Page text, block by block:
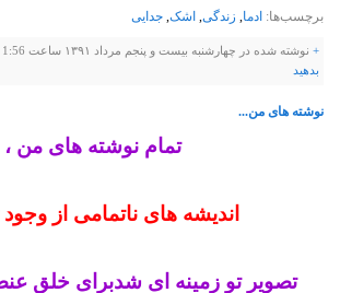
برچسب‌ها: ادما, زندگی, اشک, جدایی
+ نوشته شده در چهارشنبه بیست و پنجم مرداد ۱۳۹۱ ساعت 1:56 توسط ســـروش |
بدهيد
نوشته های من...
تمام نوشته های من ،
اندیشه های ناتمامی از وجود
تصویر تو زمینه ای شدبرای خلق